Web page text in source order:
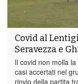
Covid al
Seravezza e
Il covid non molla
casi accertati nel
rinvio della partita